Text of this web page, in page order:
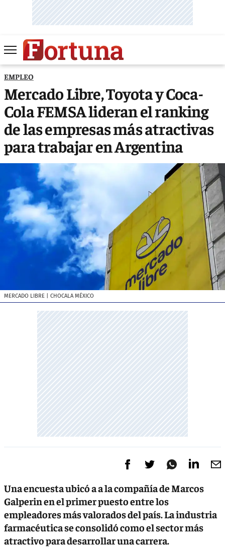
EMPLEO
Mercado Libre, Toyota y Coca-
Cola FEMSA lideran el ranking
de las empresas más atractivas
para trabajar en Argentina
MERCADO LIBRE | CHOCALA MÉXICO
Una encuesta ubicó a a la compañía de Marcos
Galperin en el primer puesto entre los
empleadores más valorados del país. La industria
farmacéutica se consolidó como el sector más
atractivo para desarrollar una carrera.